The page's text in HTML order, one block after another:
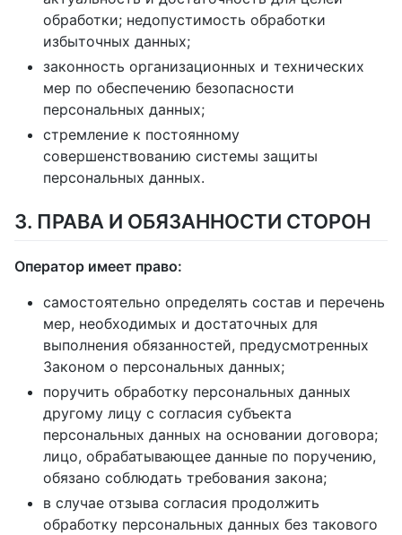
обработки; недопустимость обработки
избыточных данных;
законность организационных и технических
мер по обеспечению безопасности
персональных данных;
стремление к постоянному
совершенствованию системы защиты
персональных данных.
3. ПРАВА И ОБЯЗАННОСТИ СТОРОН
Оператор имеет право:
самостоятельно определять состав и перечень
мер, необходимых и достаточных для
выполнения обязанностей, предусмотренных
Законом о персональных данных;
поручить обработку персональных данных
другому лицу с согласия субъекта
персональных данных на основании договора;
лицо, обрабатывающее данные по поручению,
обязано соблюдать требования закона;
в случае отзыва согласия продолжить
обработку персональных данных без такового